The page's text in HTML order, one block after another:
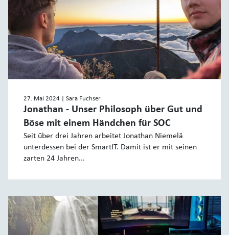
27. Mai 2024 | Sara Fuchser
Jonathan - Unser Philosoph über Gut und
Böse mit einem Händchen für SOC
Seit über drei Jahren arbeitet Jonathan Niemelä
unterdessen bei der SmartIT. Damit ist er mit seinen
zarten 24 Jahren...